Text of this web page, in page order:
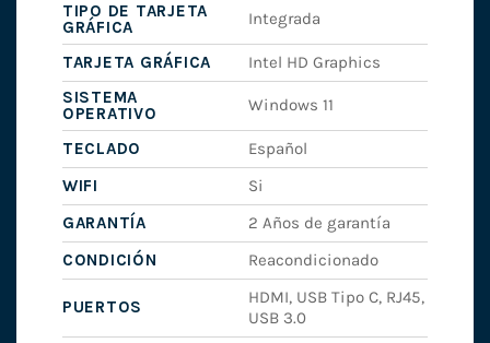
TIPO DE TARJETA
GRÁFICA
Integrada
TARJETA GRÁFICA
Intel HD Graphics
SISTEMA
OPERATIVO
Windows 11
TECLADO
Español
WIFI
Si
GARANTÍA
2 Años de garantía
CONDICIÓN
Reacondicionado
PUERTOS
HDMI, USB Tipo C, RJ45,
USB 3.0